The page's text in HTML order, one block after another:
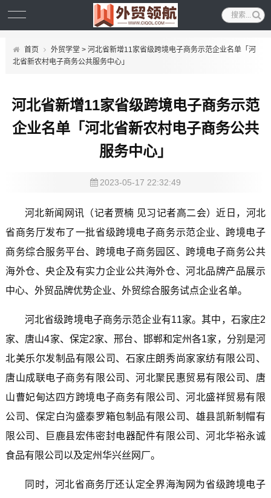
首页 外贸学堂> 河北省新增11家省级跨境电子商务示范企业名单「河
北省新农村电子商务公共服务中心」
河北省新增11家省级跨境电子商务示范
企业名单「河北省新农村电子商务公共
服务中心」
2023-05-17 22:32:49
河北新闻网讯（记者贾楠 见习记者高二会）近日，河北
省商务厅发布了一批省级跨境电子商务示范企业、跨境电子
商务综合服务平台、跨境电子商务园区、跨境电子商务公共
海外仓、央企及有实力企业公共海外仓、河北品牌产品展示
中心、外贸品牌优势企业、外贸综合服务试点企业名单。
河北省级跨境电子商务示范企业有11家。其中，石家庄2
家、唐山4家、保定2家、邢台、邯郸和定州各1家，分别是河
北美乐尔发制品有限公司、石家庄朗秀尚家家纺有限公司、
唐山成联电子商务有限公司、河北聚民惠贸易有限公司、唐
山曹妃甸达四方跨境电子商务有限公司、河北盛祥贸易有限
公司、保定白沟盛泰罗箱包制品有限公司、雄县凯新制帽有
限公司、巨鹿县宏伟密封电器配件有限公司、河北华裕永诚
食品有限公司以及定州华兴丝网厂。
同时，河北省商务厅还认定全界海淘网为省级跨境电子